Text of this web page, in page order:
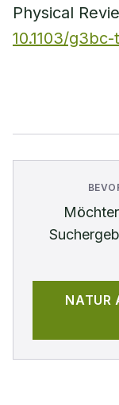
Physical
10.1103/g3bc-
NATUR